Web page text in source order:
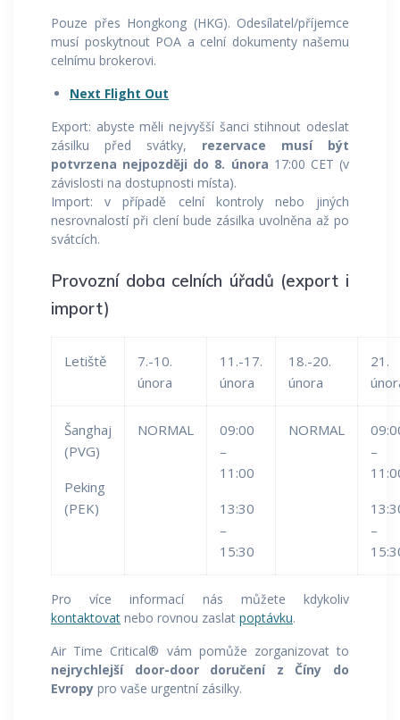
Pouze přes Hongkong (HKG). Odesílatel/příjemce
musí poskytnout POA a celní dokumenty našemu
celnímu brokerovi.
Next Flight Out
Export: abyste měli nejvyšší šanci stihnout odeslat
zásilku před svátky, rezervace musí být
potvrzena nejpozději do 8. února 17:00 CET (v
závislosti na dostupnosti místa).
Import: v případě celní kontroly nebo jiných
nesrovnalostí při clení bude zásilka uvolněna až po
svátcích.
Provozní doba celních úřadů (export i
import)
Letiště
7.-10.
února
11.-17.
února
18.-20.
února
21.
Šanghaj
(PVG)
Peking
(PEK)
NORMAL
09:00
–
11:00
13:30
–
15:30
NORMAL
–
–
Pro více informací nás můžete kdykoliv
kontaktovat nebo rovnou zaslat poptávku.
Air Time Critical® vám pomůže zorganizovat to
nejrychlejší door-door doručení z Číny do
Evropy pro vaše urgentní zásilky.